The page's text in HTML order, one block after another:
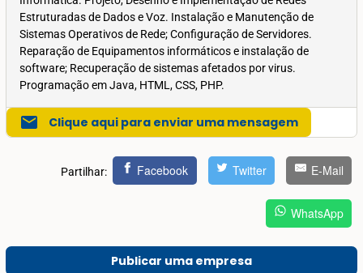
Estruturadas de Dados e Voz. Instalação e Manutenção de
Sistemas Operativos de Rede; Configuração de Servidores.
Reparação de Equipamentos informáticos e instalação de
software; Recuperação de sistemas afetados por virus.
Programação em Java, HTML, CSS, PHP.
mail Clique aqui para enviar uma mensagem
Partilhar: Facebook Twitter E-Mail
WhatsApp
Publicar uma empresa